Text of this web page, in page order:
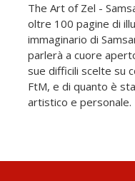
The Art of Zel -
oltre 100 pagine di
immaginario di
parlerà a cuore
sue difficili scelte su
FtM, e di quanto è
artistico e personale.